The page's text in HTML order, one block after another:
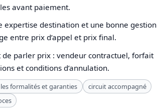
avant paiement.
destination et une bonne gestion
entre prix d’appel et prix final.
parler prix : vendeur contractuel, forfait
et conditions d’annulation.
formalités et garanties
circuit accompagné